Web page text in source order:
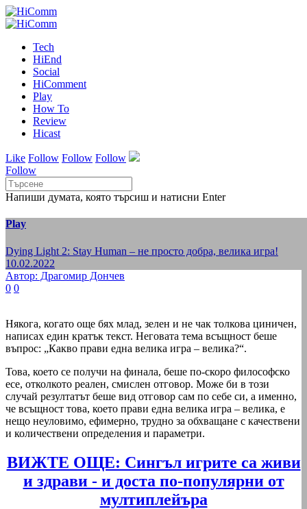
Tech
HiEnd
Social
HiComment
Play
How To
Review
Hicast
Like Follow Follow Follow
Follow
Напиши думата, която търсиш и натисни Enter
Play
Dying Light 2: Stay Human – не просто добра, велика игра!
10.02.2022
Автор: Драгомир Дончев
0 0
Някога, когато още бях млад, зелен и не чак толкова циничен,
написах един кратък текст. Неговата тема всъщност беше
въпрос: „Какво прави една велика игра – велика?“.
Това, което се получи на финала, беше по-скоро философско
есе, отколкото реален, смислен отговор. Може би в този
случай резултатът беше вид отговор сам по себе си, а именно,
че всъщност това, което прави една велика игра – велика, е
нещо неуловимо, ефимерно, трудно за обхващане с качествени
и количествени определения и параметри.
ВИЖТЕ ОЩЕ: Сингъл игрите са живи
и здрави - и доста по-популярни от
мултиплейъра